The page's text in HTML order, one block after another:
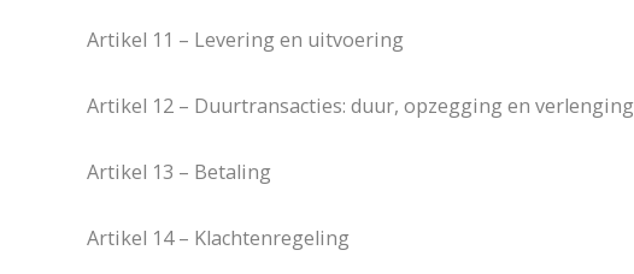
Artikel 11 – Levering en uitvoering
Artikel 12 – Duurtransacties: duur, opzegging en verlenging
Artikel 13 – Betaling
Artikel 14 – Klachtenregeling